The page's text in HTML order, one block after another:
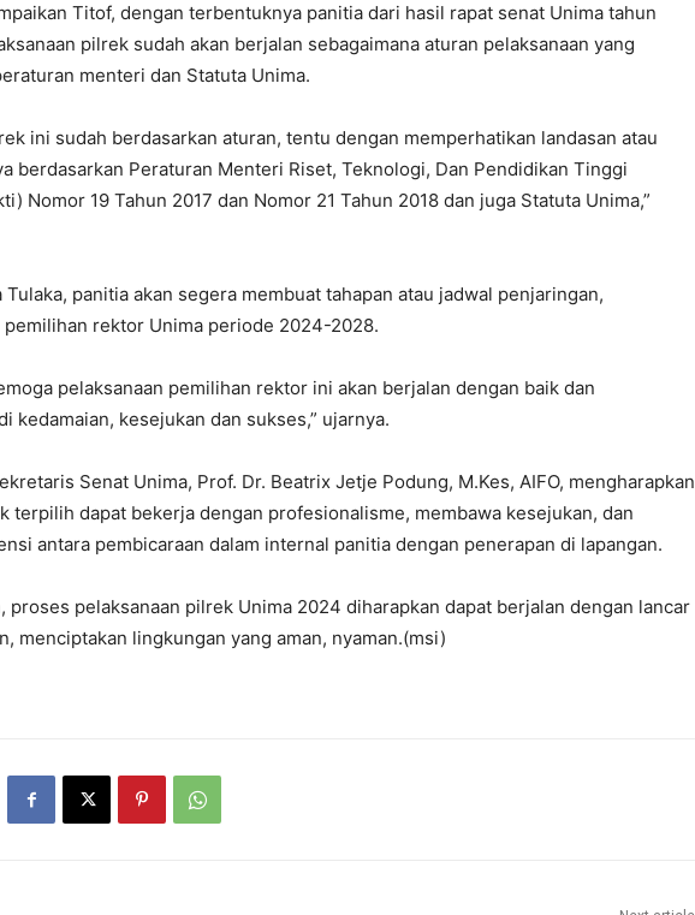
Titof, dengan terbentuknya panitia dari hasil rapat senat Unima tahun
pilrek sudah akan berjalan sebagaimana aturan pelaksanaan yang
menteri dan Statuta Unima.
ini sudah berdasarkan aturan, tentu dengan memperhatikan landasan atau
berdasarkan Peraturan Menteri Riset, Teknologi, Dan Pendidikan Tinggi
Nomor 19 Tahun 2017 dan Nomor 21 Tahun 2018 dan juga Statuta Unima,”
Tulaka, panitia akan segera membuat tahapan atau jadwal penjaringan,
pemilihan rektor Unima periode 2024-2028.
pelaksanaan pemilihan rektor ini akan berjalan dengan baik dan
kedamaian, kesejukan dan sukses,” ujarnya.
Senat Unima, Prof. Dr. Beatrix Jetje Podung, M.Kes, AIFO, mengharapkan
terpilih dapat bekerja dengan profesionalisme, membawa kesejukan, dan
antara pembicaraan dalam internal panitia dengan penerapan di lapangan.
proses pelaksanaan pilrek Unima 2024 diharapkan dapat berjalan dengan lancar
menciptakan lingkungan yang aman, nyaman.(msi)